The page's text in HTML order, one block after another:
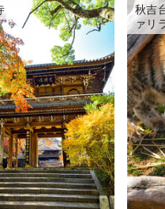
秋吉
ァリ